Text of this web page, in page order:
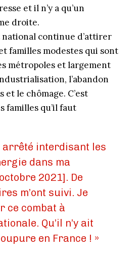
et il n’y a qu’un
droite.
national continue d’attirer
familles modestes qui sont
métropoles et largement
l’abandon
et le chômage. C’est
familles qu’il faut
arrêté interdisant les
dans ma
2021]. De
m’ont suivi. Je
ce combat à
Qu’il n’y ait
en France ! »